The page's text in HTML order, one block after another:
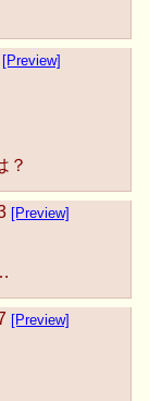
[Preview]
？
[Preview]
[Preview]